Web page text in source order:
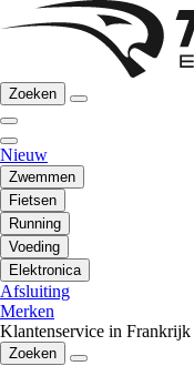
Zoeken
Nieuw
Zwemmen
Fietsen
Running
Voeding
Elektronica
Afsluiting
Merken
Klantenservice in Frankrijk
Zoeken